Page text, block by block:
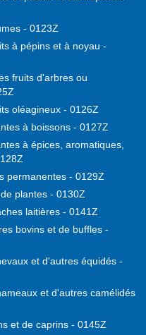
- 0123Z
à pépins et à noyau -
fruits d'arbres ou
oléagineux - 0126Z
à boissons - 0127Z
à épices, aromatiques,
permanentes - 0129Z
plantes - 0130Z
laitières - 0141Z
bovins et de buffles -
et d'autres équidés -
et d'autres camélidés
et de caprins - 0145Z